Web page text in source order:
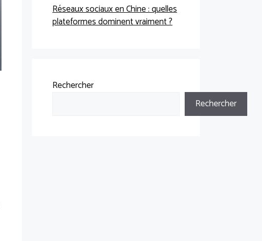
Réseaux sociaux en Chine : quelles
plateformes dominent vraiment ?
Rechercher
Rechercher